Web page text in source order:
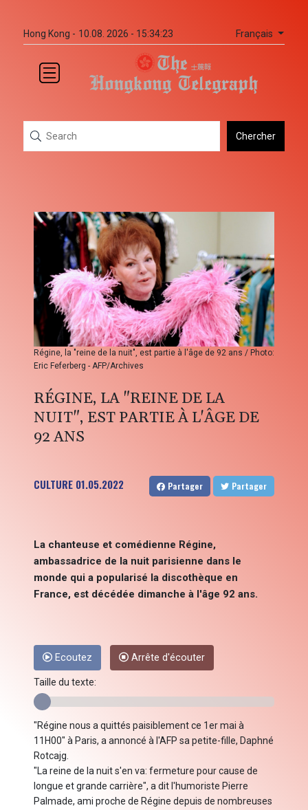
Hong Kong - 10.08. 2026 - 15:34:24 Français
Chercher
Régine, la "reine de la nuit", est partie à l'âge de 92 ans / Photo:
Eric Feferberg - AFP/Archives
RÉGINE, LA "REINE DE LA
NUIT", EST PARTIE À L'ÂGE DE
92 ANS
CULTURE 01.05.2022 Partager Partager
La chanteuse et comédienne Régine,
ambassadrice de la nuit parisienne dans le
monde qui a popularisé la discothèque en
France, est décédée dimanche à l'âge 92 ans.
Ecoutez Arrête d'écouter
Taille du texte:
"Régine nous a quittés paisiblement ce 1er mai à
11H00" à Paris, a annoncé à l'AFP sa petite-fille, Daphné
Rotcajg.
"La reine de la nuit s'en va: fermeture pour cause de
longue et grande carrière", a dit l'humoriste Pierre
Palmade, ami proche de Régine depuis de nombreuses